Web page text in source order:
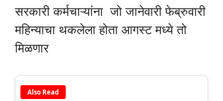
सरकारी कर्मचाऱ्यांना जो जानेवारी फेब्रुवारी
महिन्याचा थकलेला होता आगस्ट मध्ये तो
मिळणार
Also Read